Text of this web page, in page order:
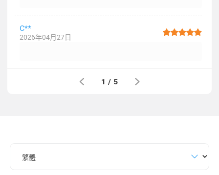
C**
2026年04月27日
1 / 5